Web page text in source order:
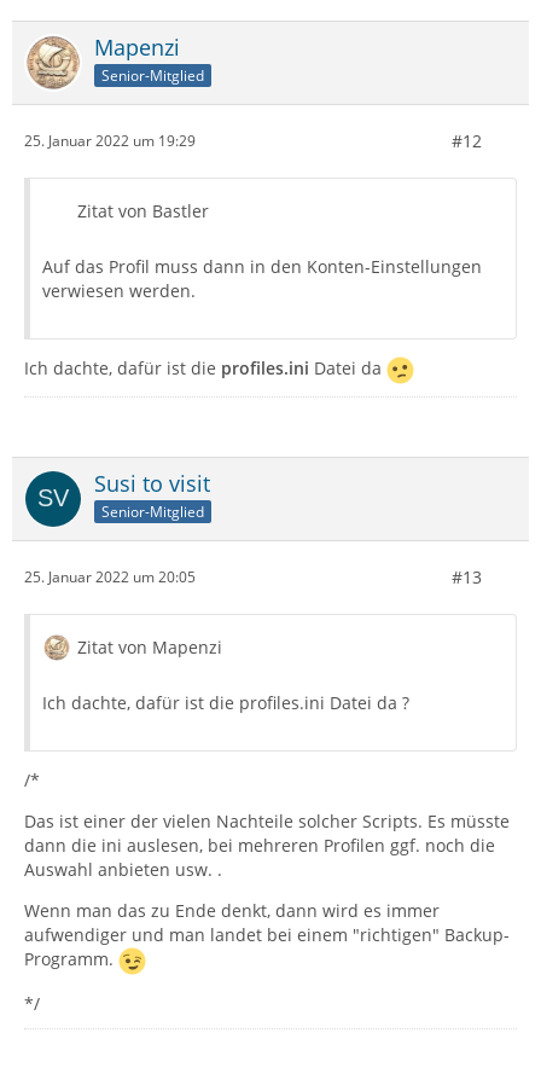
Mapenzi
Senior-Mitglied
25. Januar 2022 um 19:29 #12
Zitat von Bastler
Auf das Profil muss dann in den Konten-Einstellungen
verwiesen werden.
Ich dachte, dafür ist die profiles.ini Datei da
Susi to visit
Senior-Mitglied
25. Januar 2022 um 20:05 #13
Zitat von Mapenzi
Ich dachte, dafür ist die profiles.ini Datei da ?
/*
Das ist einer der vielen Nachteile solcher Scripts. Es müsste
dann die ini auslesen, bei mehreren Profilen ggf. noch die
Auswahl anbieten usw. .
Wenn man das zu Ende denkt, dann wird es immer
aufwendiger und man landet bei einem "richtigen" Backup-
Programm.
*/